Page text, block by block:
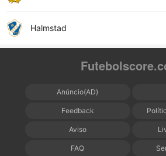
Halmstad
Anúncio(AD)
Feedback
Aviso
FAQ